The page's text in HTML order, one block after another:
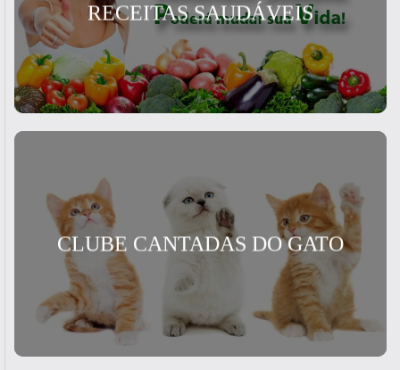
RECEITAS SAUDÁVEIS
CLUBE CANTADAS DO GATO